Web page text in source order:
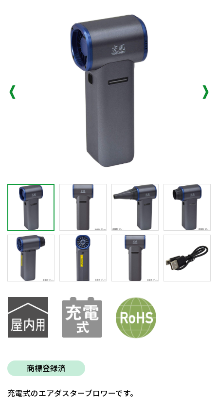
商標登録済
充電式のエアダスターブロワーです。